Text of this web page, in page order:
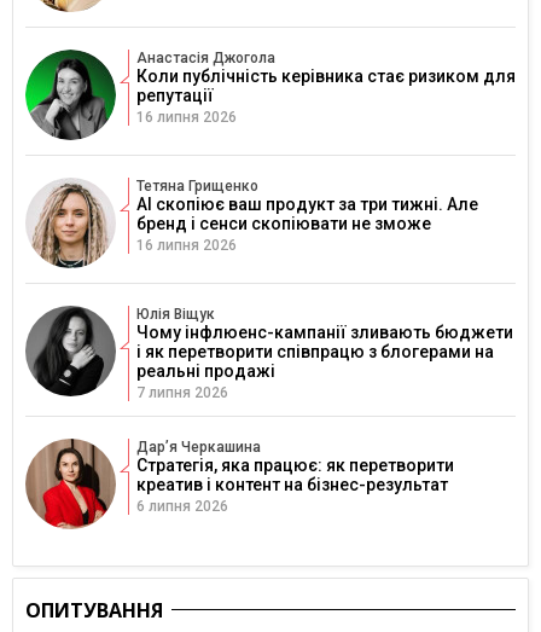
Анастасія Джогола
Коли публічність керівника стає ризиком для
репутації
16 липня 2026
Тетяна Грищенко
AI скопіює ваш продукт за три тижні. Але
бренд і сенси скопіювати не зможе
16 липня 2026
Юлія Віщук
Чому інфлюенс-кампанії зливають бюджети
і як перетворити співпрацю з блогерами на
реальні продажі
7 липня 2026
Дарʼя Черкашина
Стратегія, яка працює: як перетворити
креатив і контент на бізнес-результат
6 липня 2026
ОПИТУВАННЯ